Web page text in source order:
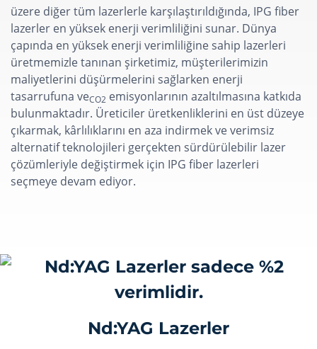
üzere diğer tüm lazerlerle karşılaştırıldığında, IPG fiber
lazerler en yüksek enerji verimliliğini sunar. Dünya
çapında en yüksek enerji verimliliğine sahip lazerleri
üretmemizle tanınan şirketimiz, müşterilerimizin
maliyetlerini düşürmelerini sağlarken enerji
tasarrufuna veCO2 emisyonlarının azaltılmasına katkıda
bulunmaktadır. Üreticiler üretkenliklerini en üst düzeye
çıkarmak, kârlılıklarını en aza indirmek ve verimsiz
alternatif teknolojileri gerçekten sürdürülebilir lazer
çözümleriyle değiştirmek için IPG fiber lazerleri
seçmeye devam ediyor.
Nd:YAG Lazerler